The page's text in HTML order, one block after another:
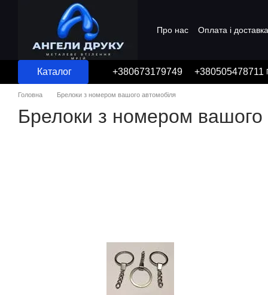
Перейти до основного контенту
Про нас Оплата і доставка
Каталог +380673179749 +380505478711
Головна Брелоки з номером вашого автомобіля
Брелоки з номером вашого